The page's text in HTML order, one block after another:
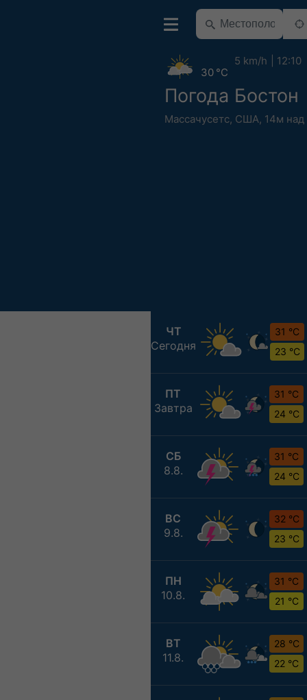
Погода Бостон
Массачусетс, США, 14м
30 °C
5 km/h 12:10
ЧТ
Сегодня
31 °C
23 °C
ПТ
Завтра
31 °C
24 °C
СБ
8.8.
31 °C
24 °C
ВС
9.8.
32 °C
23 °C
ПН
10.8.
31 °C
21 °C
ВТ
11.8.
28 °C
22 °C